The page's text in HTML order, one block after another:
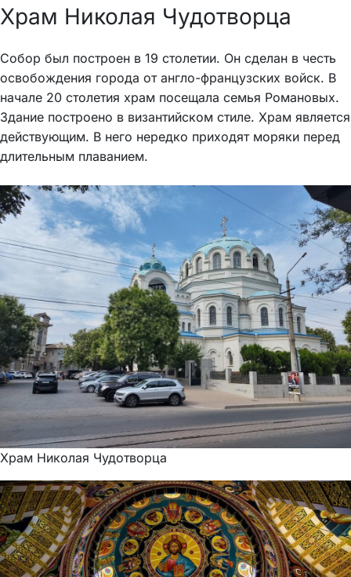
Храм Николая Чудотворца
Собор был построен в 19 столетии. Он сделан в честь
освобождения города от англо-французских войск. В
начале 20 столетия храм посещала семья Романовых.
Здание построено в византийском стиле. Храм является
действующим. В него нередко приходят моряки перед
длительным плаванием.
Храм Николая Чудотворца